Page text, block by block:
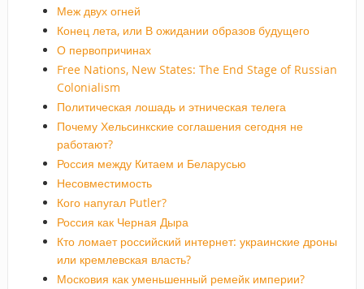
Меж двух огней
Конец лета, или В ожидании образов будущего
О первопричинах
Free Nations, New States: The End Stage of Russian
Colonialism
Политическая лошадь и этническая телега
Почему Хельсинкские соглашения сегодня не
работают?
Россия между Китаем и Беларусью
Несовместимость
Кого напугал Putler?
Россия как Черная Дыра
Кто ломает российский интернет: украинские дроны
или кремлевская власть?
Московия как уменьшенный ремейк империи?